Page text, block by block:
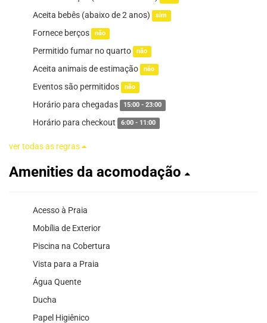
Aceita bebês (abaixo de 2 anos) sim
Fornece berços não
Permitido fumar no quarto não
Aceita animais de estimação não
Eventos são permitidos não
Horário para chegadas 15:00 - 23:00
Horário para checkout 6:00 - 11:00
ver todas as regras
Amenities da acomodação
Acesso à Praia
Mobília de Exterior
Piscina na Cobertura
Vista para a Praia
Água Quente
Ducha
Papel Higiênico